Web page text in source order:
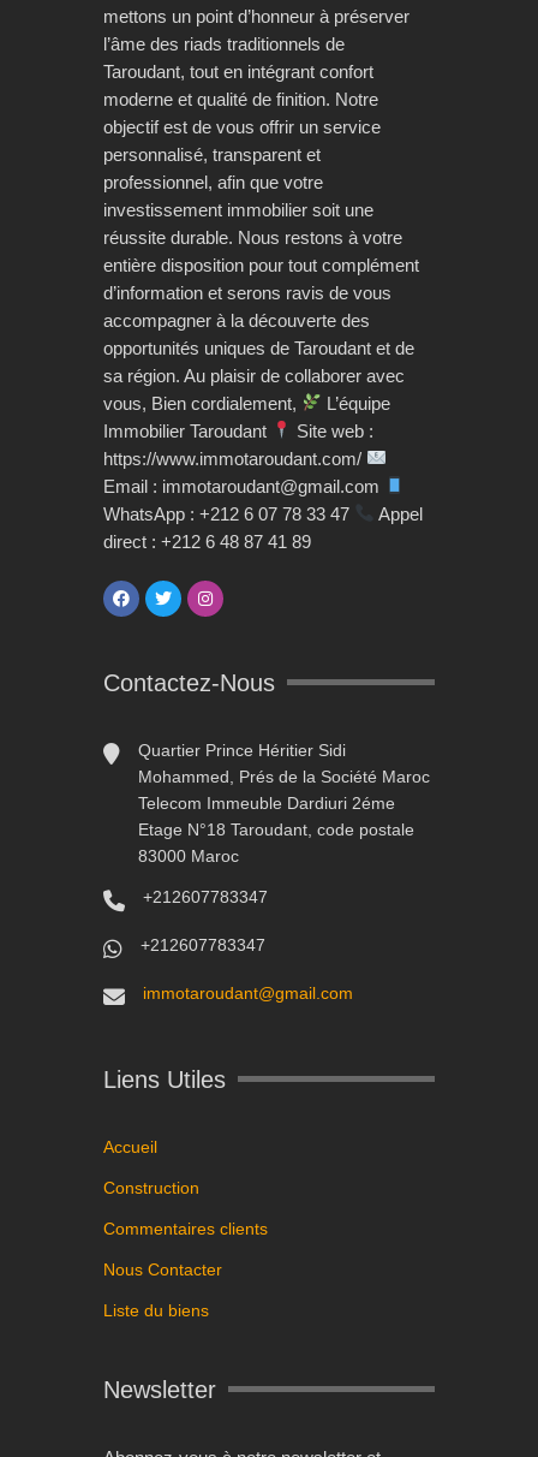
mettons un point d’honneur à préserver
l’âme des riads traditionnels de
Taroudant, tout en intégrant confort
moderne et qualité de finition. Notre
objectif est de vous offrir un service
personnalisé, transparent et
professionnel, afin que votre
investissement immobilier soit une
réussite durable. Nous restons à votre
entière disposition pour tout complément
d’information et serons ravis de vous
accompagner à la découverte des
opportunités uniques de Taroudant et de
sa région. Au plaisir de collaborer avec
vous, Bien cordialement,
L’équipe
Immobilier Taroudant
Site web :
https://www.immotaroudant.com/
Email : immotaroudant@gmail.com
WhatsApp : +212 6 07 78 33 47
Appel
direct : +212 6 48 87 41 89
Contactez-Nous
Quartier Prince Héritier Sidi
Mohammed, Prés de la Société Maroc
Telecom Immeuble Dardiuri 2éme
Etage N°18 Taroudant, code postale
83000 Maroc
+212607783347
+212607783347
immotaroudant@gmail.com
Liens Utiles
Accueil
Construction
Commentaires clients
Nous Contacter
Liste du biens
Newsletter